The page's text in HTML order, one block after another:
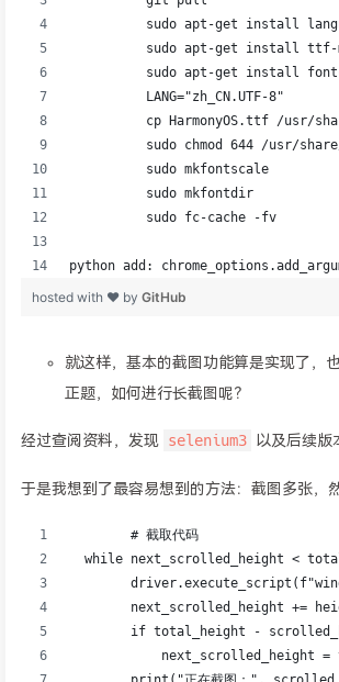
就这样，基本的截图功能算是实现了，
正题，如何进行长截图呢？
经过查阅资料，发现 selenium3 以及后续版
于是我想到了最容易想到的方法：截图多张，